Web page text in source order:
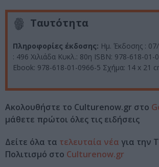
Ταυτότητα
Πληροφορίες έκδοσης: Ημ. Έκδοσης :
: 496 Χιλιάδα Κυκλ.: 80η ISBN: 978-618-01-
Ebook: 978-618-01-0966-5 Σχήμα: 14 x 21
Ακολουθήστε το Culturenow.gr στο
μάθετε πρώτοι όλες τις ειδήσεις
Δείτε όλα τα τελευταία νέα για την
Πολιτισμό στο Culturenow.gr